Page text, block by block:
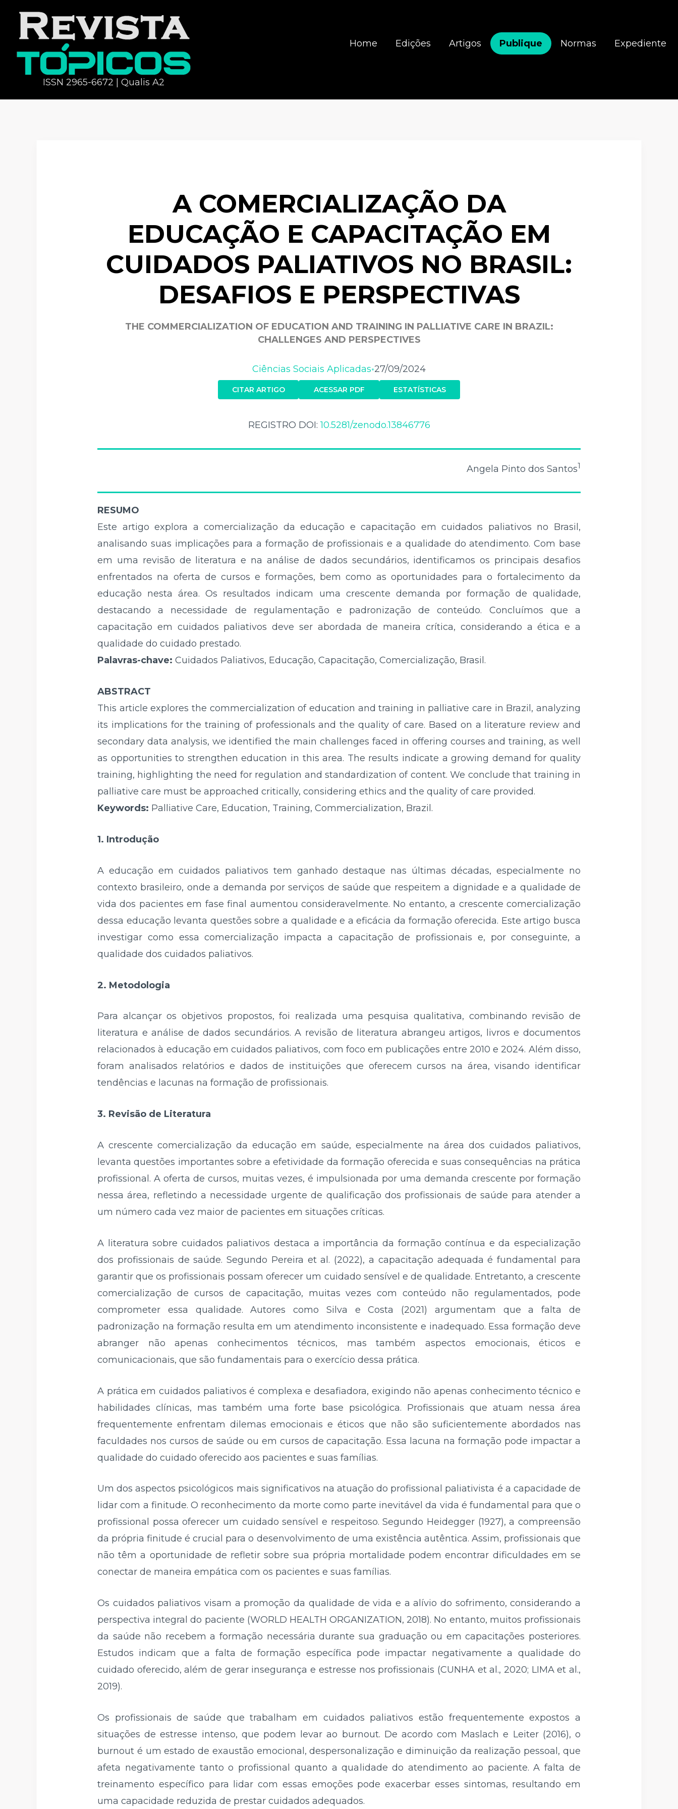
ISSN 2965-6672 | Qualis A2
Home Edições Artigos Publique Normas Expediente
A COMERCIALIZAÇÃO DA
EDUCAÇÃO E CAPACITAÇÃO EM
CUIDADOS PALIATIVOS NO BRASIL:
DESAFIOS E PERSPECTIVAS
THE COMMERCIALIZATION OF EDUCATION AND TRAINING IN PALLIATIVE CARE IN BRAZIL:
CHALLENGES AND PERSPECTIVES
Ciências Sociais Aplicadas•27/09/2024
CITAR ARTIGO ACESSAR PDF ESTATÍSTICAS
REGISTRO DOI:10.5281/zenodo.13846776
Angela Pinto dos Santos1
RESUMO
Este artigo explora a comercialização da educação e capacitação em cuidados paliativos no Brasil,
analisando suas implicações para a formação de profissionais e a qualidade do atendimento. Com base
em uma revisão de literatura e na análise de dados secundários, identificamos os principais desafios
enfrentados na oferta de cursos e formações, bem como as oportunidades para o fortalecimento da
educação nesta área. Os resultados indicam uma crescente demanda por formação de qualidade,
destacando a necessidade de regulamentação e padronização de conteúdo. Concluímos que a
capacitação em cuidados paliativos deve ser abordada de maneira crítica, considerando a ética e a
qualidade do cuidado prestado.
Palavras-chave: Cuidados Paliativos, Educação, Capacitação, Comercialização, Brasil.
ABSTRACT
This article explores the commercialization of education and training in palliative care in Brazil, analyzing
its implications for the training of professionals and the quality of care. Based on a literature review and
secondary data analysis, we identified the main challenges faced in offering courses and training, as well
as opportunities to strengthen education in this area. The results indicate a growing demand for quality
training, highlighting the need for regulation and standardization of content. We conclude that training in
palliative care must be approached critically, considering ethics and the quality of care provided.
Keywords: Palliative Care, Education, Training, Commercialization, Brazil.
1. Introdução
A educação em cuidados paliativos tem ganhado destaque nas últimas décadas, especialmente no
contexto brasileiro, onde a demanda por serviços de saúde que respeitem a dignidade e a qualidade de
vida dos pacientes em fase final aumentou consideravelmente. No entanto, a crescente comercialização
dessa educação levanta questões sobre a qualidade e a eficácia da formação oferecida. Este artigo busca
investigar como essa comercialização impacta a capacitação de profissionais e, por conseguinte, a
qualidade dos cuidados paliativos.
2. Metodologia
Para alcançar os objetivos propostos, foi realizada uma pesquisa qualitativa, combinando revisão de
literatura e análise de dados secundários. A revisão de literatura abrangeu artigos, livros e documentos
relacionados à educação em cuidados paliativos, com foco em publicações entre 2010 e 2024. Além disso,
foram analisados relatórios e dados de instituições que oferecem cursos na área, visando identificar
tendências e lacunas na formação de profissionais.
3. Revisão de Literatura
A crescente comercialização da educação em saúde, especialmente na área dos cuidados paliativos,
levanta questões importantes sobre a efetividade da formação oferecida e suas consequências na prática
profissional. A oferta de cursos, muitas vezes, é impulsionada por uma demanda crescente por formação
nessa área, refletindo a necessidade urgente de qualificação dos profissionais de saúde para atender a
um número cada vez maior de pacientes em situações críticas.
A literatura sobre cuidados paliativos destaca a importância da formação contínua e da especialização
dos profissionais de saúde. Segundo Pereira et al. (2022), a capacitação adequada é fundamental para
garantir que os profissionais possam oferecer um cuidado sensível e de qualidade. Entretanto, a crescente
comercialização de cursos de capacitação, muitas vezes com conteúdo não regulamentados, pode
comprometer essa qualidade. Autores como Silva e Costa (2021) argumentam que a falta de
padronização na formação resulta em um atendimento inconsistente e inadequado. Essa formação deve
abranger não apenas conhecimentos técnicos, mas também aspectos emocionais, éticos e
comunicacionais, que são fundamentais para o exercício dessa prática.
A prática em cuidados paliativos é complexa e desafiadora, exigindo não apenas conhecimento técnico e
habilidades clínicas, mas também uma forte base psicológica. Profissionais que atuam nessa área
frequentemente enfrentam dilemas emocionais e éticos que não são suficientemente abordados nas
faculdades nos cursos de saúde ou em cursos de capacitação. Essa lacuna na formação pode impactar a
qualidade do cuidado oferecido aos pacientes e suas famílias.
Um dos aspectos psicológicos mais significativos na atuação do profissional paliativista é a capacidade de
lidar com a finitude. O reconhecimento da morte como parte inevitável da vida é fundamental para que o
profissional possa oferecer um cuidado sensível e respeitoso. Segundo Heidegger (1927), a compreensão
da própria finitude é crucial para o desenvolvimento de uma existência autêntica. Assim, profissionais que
não têm a oportunidade de refletir sobre sua própria mortalidade podem encontrar dificuldades em se
conectar de maneira empática com os pacientes e suas famílias.
Os cuidados paliativos visam a promoção da qualidade de vida e a alívio do sofrimento, considerando a
perspectiva integral do paciente (WORLD HEALTH ORGANIZATION, 2018). No entanto, muitos profissionais
da saúde não recebem a formação necessária durante sua graduação ou em capacitações posteriores.
Estudos indicam que a falta de formação específica pode impactar negativamente a qualidade do
cuidado oferecido, além de gerar insegurança e estresse nos profissionais (CUNHA et al., 2020; LIMA et al.,
2019).
Os profissionais de saúde que trabalham em cuidados paliativos estão frequentemente expostos a
situações de estresse intenso, que podem levar ao burnout. De acordo com Maslach e Leiter (2016), o
burnout é um estado de exaustão emocional, despersonalização e diminuição da realização pessoal, que
afeta negativamente tanto o profissional quanto a qualidade do atendimento ao paciente. A falta de
treinamento específico para lidar com essas emoções pode exacerbar esses sintomas, resultando em
uma capacidade reduzida de prestar cuidados adequados.